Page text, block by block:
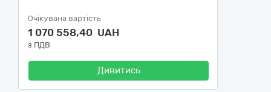
Очікувана вартість
1 070 558,40 UAH
з ПДВ
Дивитись